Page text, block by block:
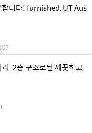
합니다! furnished, UT Aus
2층 구조로된 깨끗하고